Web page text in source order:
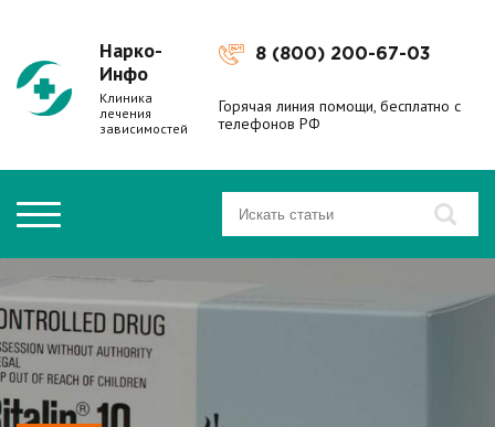
Нарко-
Инфо
Клиника
лечения
зависимостей
8 (800) 200-67-03
Горячая линия помощи, бесплатно с
телефонов РФ